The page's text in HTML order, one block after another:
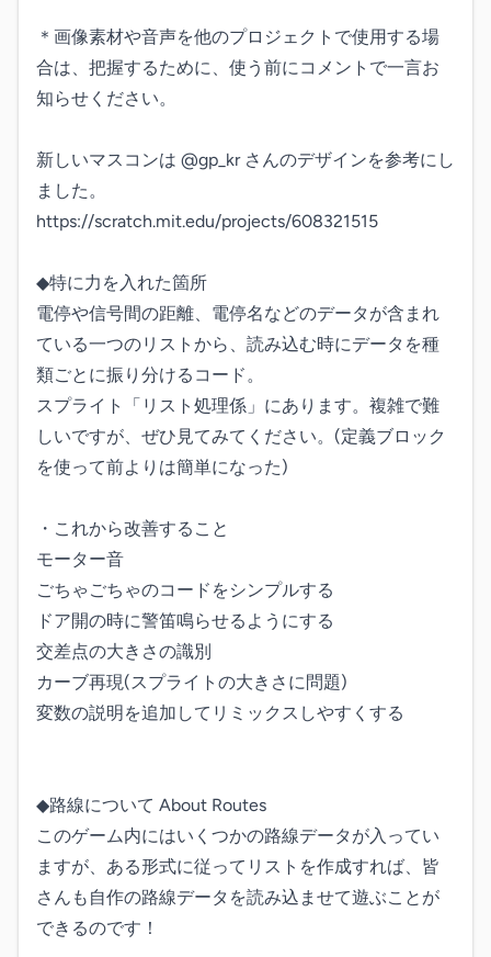
＊画像素材や音声を他のプロジェクトで使用する場
合は、把握するために、使う前にコメントで一言お
知らせください。
新しいマスコンは @gp_kr さんのデザインを参考にし
ました。
https://scratch.mit.edu/projects/608321515
◆特に力を入れた箇所
電停や信号間の距離、電停名などのデータが含まれ
ている一つのリストから、読み込む時にデータを種
類ごとに振り分けるコード。
スプライト「リスト処理係」にあります。複雑で難
しいですが、ぜひ見てみてください。(定義ブロック
を使って前よりは簡単になった)
・これから改善すること
モーター音
ごちゃごちゃのコードをシンプルする
ドア開の時に警笛鳴らせるようにする
交差点の大きさの識別
カーブ再現(スプライトの大きさに問題)
変数の説明を追加してリミックスしやすくする
◆路線について About Routes
このゲーム内にはいくつかの路線データが入ってい
ますが、ある形式に従ってリストを作成すれば、皆
さんも自作の路線データを読み込ませて遊ぶことが
できるのです！